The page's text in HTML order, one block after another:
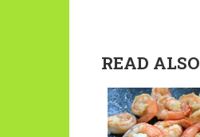
READ ALSO